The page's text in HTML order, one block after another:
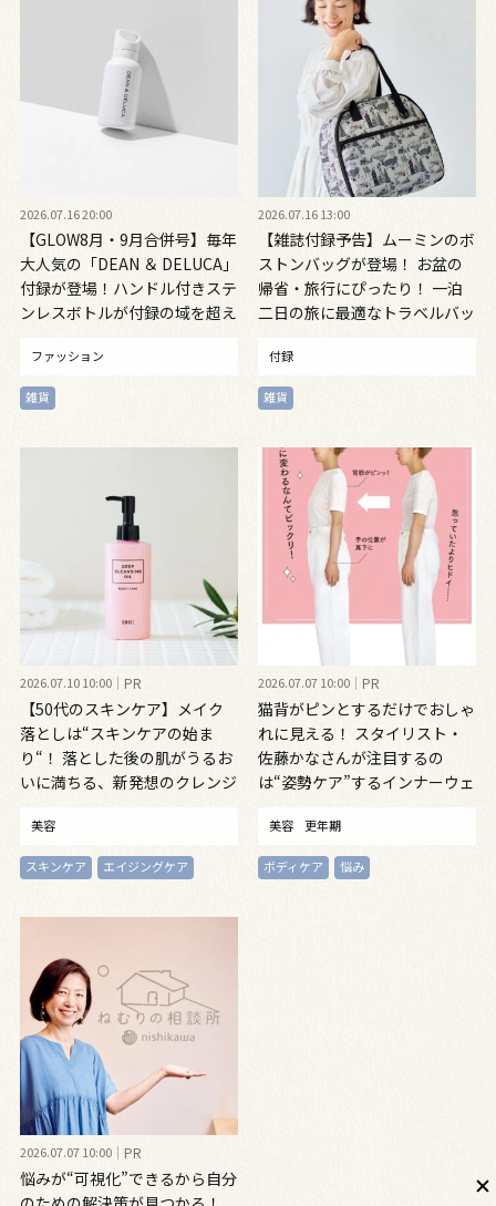
2026.07.16 20:00
【GLOW8月・9月合併号】毎年
大人気の「DEAN ＆ DELUCA」
付録が登場！ハンドル付きステ
ンレスボトルが付録の域を超え
ファッション
雑貨
2026.07.16 13:00
【雑誌付録予告】ムーミンのボ
ストンバッグが登場！ お盆の
帰省・旅行にぴったり！ 一泊
二日の旅に最適なトラベルバッ
付録
雑貨
2026.07.10 10:00 PR
【50代のスキンケア】メイク
落としは“スキンケアの始ま
り“！ 落とした後の肌がうるお
いに満ちる、新発想のクレンジ
美容
スキンケア エイジングケア
2026.07.07 10:00 PR
猫背がピンとするだけでおしゃ
れに見える！ スタイリスト・
佐藤かなさんが注目するの
は“姿勢ケア”するインナーウェ
美容 更年期
ボディケア 悩み
2026.07.07 10:00 PR
悩みが“可視化”できるから自分